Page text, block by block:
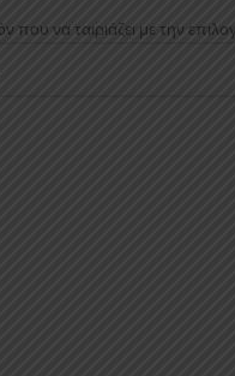
που να ταιριάζει με την